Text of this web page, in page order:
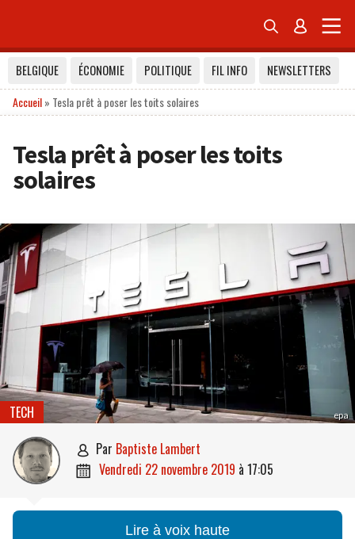
 
BELGIQUE ÉCONOMIE POLITIQUE FIL INFO
NEWSLETTERS
Accueil» Tesla prêt à poser les toits solaires
Tesla prêt à poser les toits
solaires
epa
TECH
 par Baptiste Lambert
 vendredi 22 novembre 2019 à 17:05
Lire à voix haute